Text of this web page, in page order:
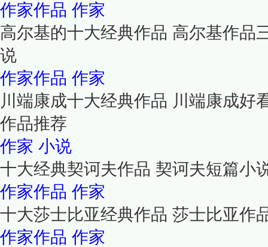
作家作品 作家
高尔基的十大经典作品 高尔基作品
说
作家作品 作家
川端康成十大经典作品 川端康成好
作品推荐
作家 小说
十大经典契诃夫作品 契诃夫短篇小
作家作品 作家
十大莎士比亚经典作品 莎士比亚作
作家作品 作家